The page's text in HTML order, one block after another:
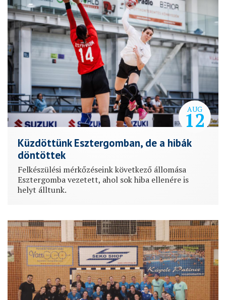
AUG
12
Küzdöttünk Esztergomban, de a hibák
döntöttek
Felkészülési mérkőzéseink következő állomása
Esztergomba vezetett, ahol sok hiba ellenére is
helyt álltunk.